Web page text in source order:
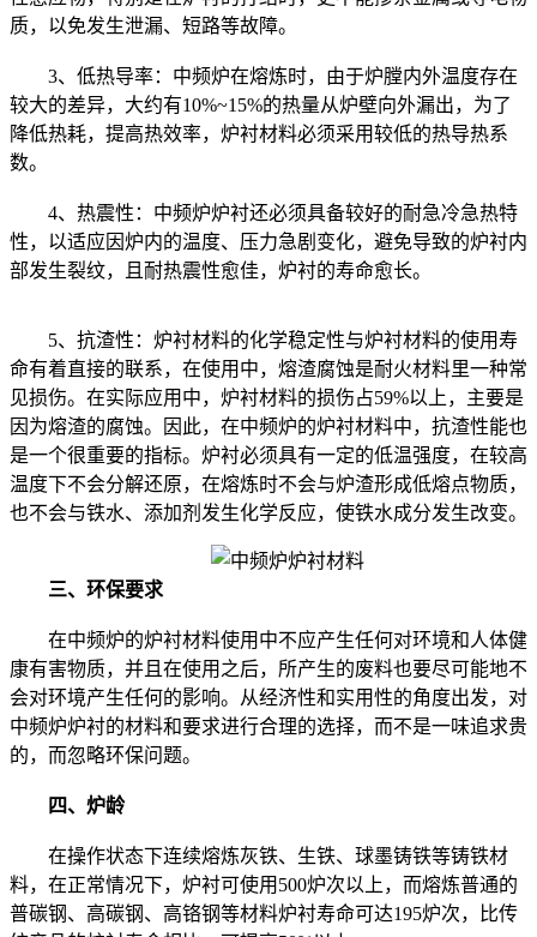
质，以免发生泄漏、短路等故障。
3、低热导率：中频炉在熔炼时，由于炉膛内外温度存在
较大的差异，大约有10%~15%的热量从炉壁向外漏出，为了
降低热耗，提高热效率，炉衬材料必须采用较低的热导热系
数。
4、热震性：中频炉炉衬还必须具备较好的耐急冷急热特
性，以适应因炉内的温度、压力急剧变化，避免导致的炉衬内
部发生裂纹，且耐热震性愈佳，炉衬的寿命愈长。
5、抗渣性：炉衬材料的化学稳定性与炉衬材料的使用寿
命有着直接的联系，在使用中，熔渣腐蚀是耐火材料里一种常
见损伤。在实际应用中，炉衬材料的损伤占59%以上，主要是
因为熔渣的腐蚀。因此，在中频炉的炉衬材料中，抗渣性能也
是一个很重要的指标。炉衬必须具有一定的低温强度，在较高
温度下不会分解还原，在熔炼时不会与炉渣形成低熔点物质，
也不会与铁水、添加剂发生化学反应，使铁水成分发生改变。
三、环保要求
在中频炉的炉衬材料使用中不应产生任何对环境和人体健
康有害物质，并且在使用之后，所产生的废料也要尽可能地不
会对环境产生任何的影响。从经济性和实用性的角度出发，对
中频炉炉衬的材料和要求进行合理的选择，而不是一味追求贵
的，而忽略环保问题。
四、炉龄
在操作状态下连续熔炼灰铁、生铁、球墨铸铁等铸铁材
料，在正常情况下，炉衬可使用500炉次以上，而熔炼普通的
普碳钢、高碳钢、高铬钢等材料炉衬寿命可达195炉次，比传